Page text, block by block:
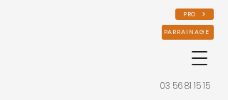
PRO
PARRAINAGE
03 56 81 15 15